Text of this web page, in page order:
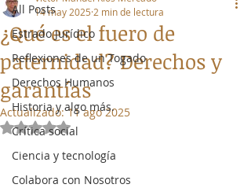
All Posts
Estrado Jurídico
Reflexiones de un Togado
Derechos Humanos
Historia y algo más.
Crítica social
Ciencia y tecnología
Colabora con Nosotros
¿Qué es el fuero de
paternidad? Derechos y
garantías
14 may 2025 2 min de lectura
Actualizado:11 ago 2025
Obtuvo NaN de 5 estrellas.